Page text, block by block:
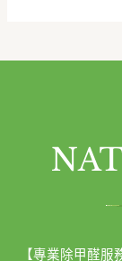
【專業除甲醛